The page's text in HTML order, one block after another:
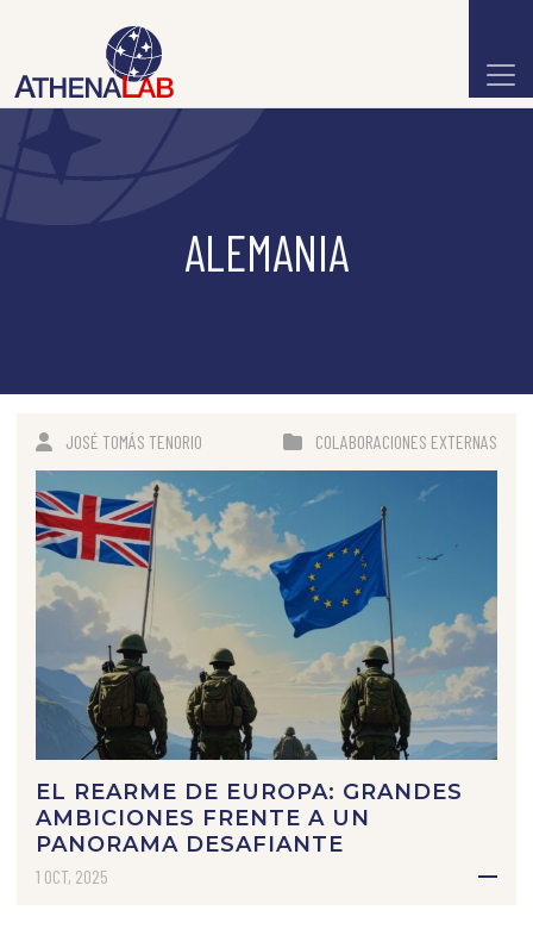
ALEMANIA
JOSÉ TOMÁS TENORIO COLABORACIONES EXTERNAS
EL REARME DE EUROPA: GRANDES
AMBICIONES FRENTE A UN
PANORAMA DESAFIANTE
1 OCT, 2025